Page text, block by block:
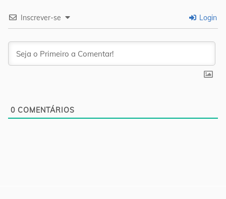
Inscrever-se Login
0 COMENTÁRIOS